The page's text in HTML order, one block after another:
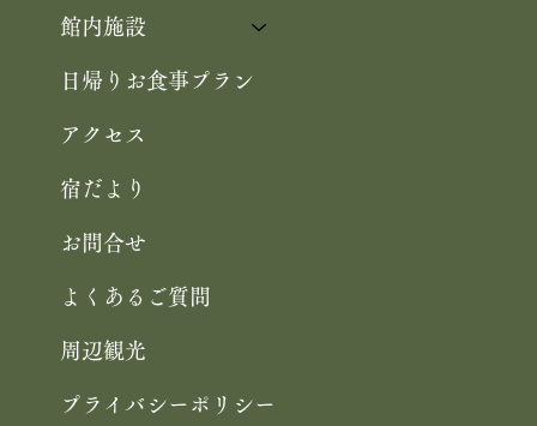
館内施設
日帰りお食事プラン
アクセス
宿だより
お問合せ
よくあるご質問
周辺観光
プライバシーポリシー